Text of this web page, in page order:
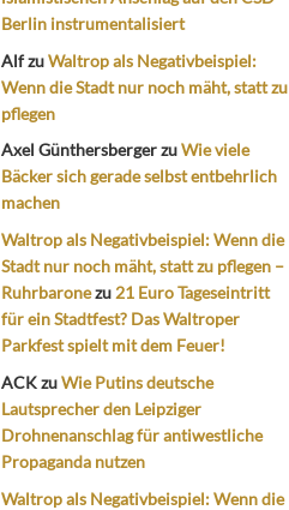
Berlin instrumentalisiert
AlfzuWaltrop als Negativbeispiel:
Wenn die Stadt nur noch mäht, statt zu
pflegen
Axel GünthersbergerzuWie viele
Bäcker sich gerade selbst entbehrlich
machen
Waltrop als Negativbeispiel: Wenn die
Stadt nur noch mäht, statt zu pflegen –
Ruhrbaronezu 21 Euro Tageseintritt
für ein Stadtfest? Das Waltroper
Parkfest spielt mit dem Feuer!
ACKzuWie Putins deutsche
Lautsprecher den Leipziger
Drohnenanschlag für antiwestliche
Propaganda nutzen
Waltrop als Negativbeispiel: Wenn die